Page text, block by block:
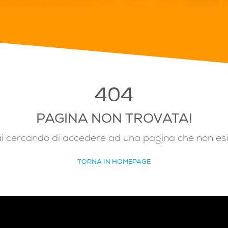
404
PAGINA NON TROVATA!
cercando di accedere ad una pagina che non
TORNA IN HOMEPAGE